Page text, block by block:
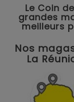
Le Coin
grandes
meilleurs
Nos
La